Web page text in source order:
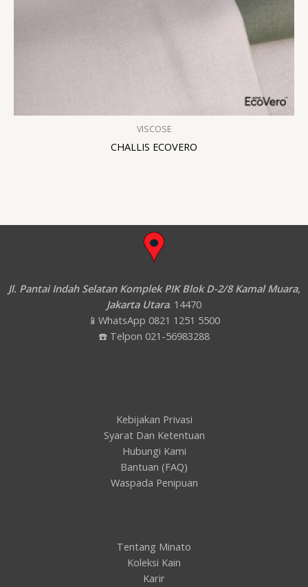
VISCOSE
CHALLIS ECOVERO
Jl. Pantai Indah Selatan Komplek PIK Blok D-2/8 Kamal Muara,
Jakarta Utara. 14470
📱WhatsApp 0821 1251 5500
☎️ Telpon 021-56983288
Kebijakan Privasi
Syarat Dan Ketentuan
Hubungi Kami
Bantuan (FAQ)
Waspada Penipuan
Tentang Minato
Koleksi Kain
Karir